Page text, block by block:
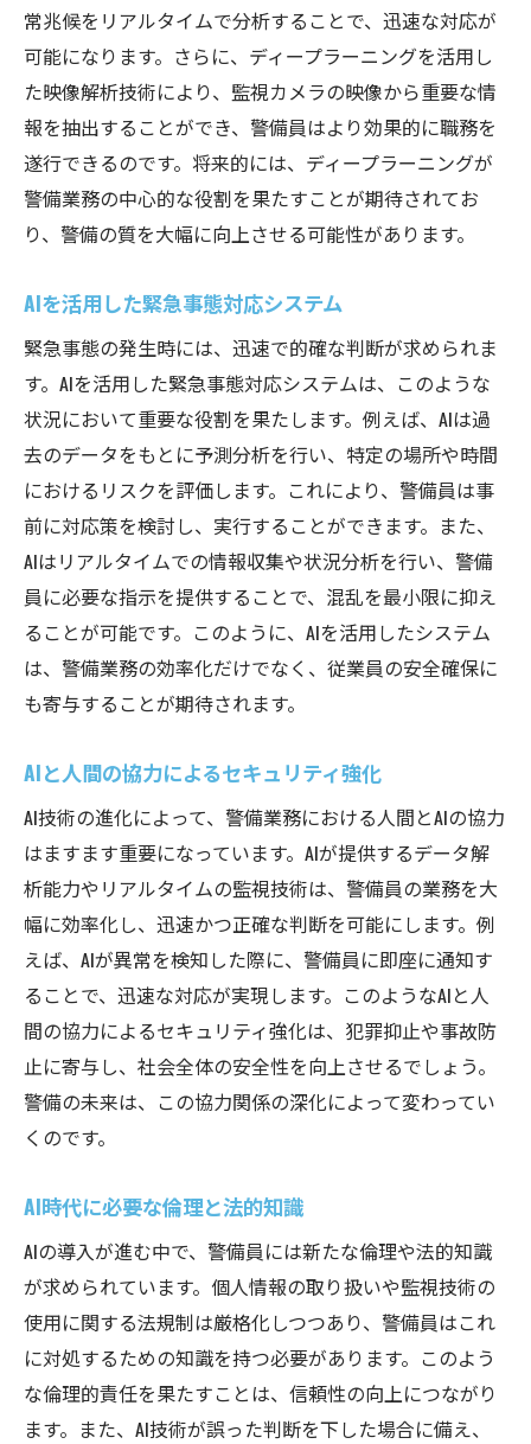
常兆候をリアルタイムで分析することで、迅速な対応が
可能になります。さらに、ディープラーニングを活用し
た映像解析技術により、監視カメラの映像から重要な情
報を抽出することができ、警備員はより効果的に職務を
遂行できるのです。将来的には、ディープラーニングが
警備業務の中心的な役割を果たすことが期待されてお
り、警備の質を大幅に向上させる可能性があります。
AIを活用した緊急事態対応システム
緊急事態の発生時には、迅速で的確な判断が求められま
す。AIを活用した緊急事態対応システムは、このような
状況において重要な役割を果たします。例えば、AIは過
去のデータをもとに予測分析を行い、特定の場所や時間
におけるリスクを評価します。これにより、警備員は事
前に対応策を検討し、実行することができます。また、
AIはリアルタイムでの情報収集や状況分析を行い、警備
員に必要な指示を提供することで、混乱を最小限に抑え
ることが可能です。このように、AIを活用したシステム
は、警備業務の効率化だけでなく、従業員の安全確保に
も寄与することが期待されます。
AIと人間の協力によるセキュリティ強化
AI技術の進化によって、警備業務における人間とAIの協力
はますます重要になっています。AIが提供するデータ解
析能力やリアルタイムの監視技術は、警備員の業務を大
幅に効率化し、迅速かつ正確な判断を可能にします。例
えば、AIが異常を検知した際に、警備員に即座に通知す
ることで、迅速な対応が実現します。このようなAIと人
間の協力によるセキュリティ強化は、犯罪抑止や事故防
止に寄与し、社会全体の安全性を向上させるでしょう。
警備の未来は、この協力関係の深化によって変わってい
くのです。
AI時代に必要な倫理と法的知識
AIの導入が進む中で、警備員には新たな倫理や法的知識
が求められています。個人情報の取り扱いや監視技術の
使用に関する法規制は厳格化しつつあり、警備員はこれ
に対処するための知識を持つ必要があります。このよう
な倫理的責任を果たすことは、信頼性の向上につながり
ます。また、AI技術が誤った判断を下した場合に備え、